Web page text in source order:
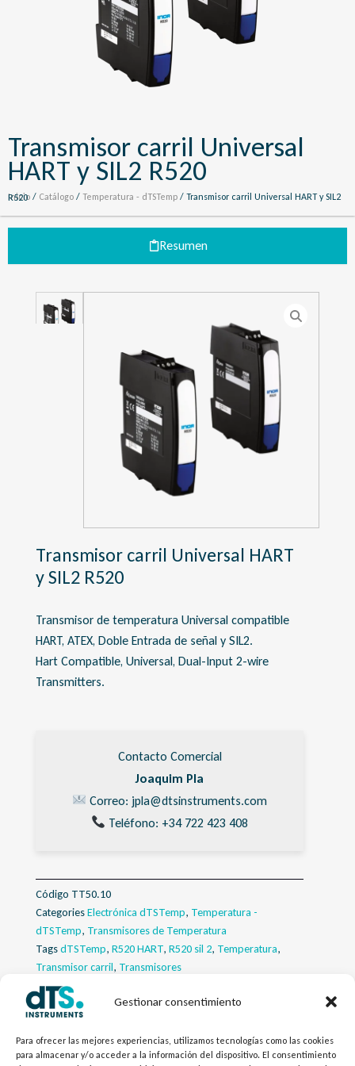
Gestionar consentimiento
Para ofrecer las mejores experiencias, utilizamos tecnologías como las cookies
para almacenar y/o acceder a la información del dispositivo. El consentimiento
Transmisor carril Universal
HART y SIL2 R520
Inicio / Catálogo / Temperatura - dTSTemp
/ Transmisor carril Universal HART y SIL2 R520
Resumen
Descargas
Transmisor carril Universal HART
y SIL2 R520
Transmisor de temperatura Universal compatible
HART, ATEX, Doble Entrada de señal y SIL2.
Hart Compatible, Universal, Dual-Input 2-wire
Transmitters.
Contacto Comercial
Joaquim Pla
Correo: jpla@dtsinstruments.com
Teléfono: +34 722 423 408
Código TT50.10
CategoriesElectrónica dTSTemp, Temperatura -
dTSTemp, Transmisores de Temperatura
TagsdTSTemp, R520 HART, R520 sil 2, Temperatura,
Transmisor carril, Transmisores